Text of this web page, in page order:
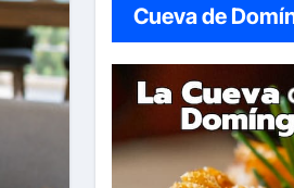
Cueva de